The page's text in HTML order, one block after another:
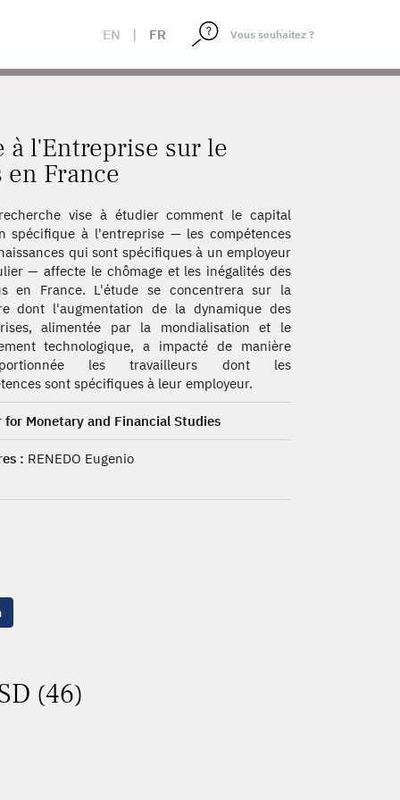
EN | FR
EN FRANCE
à l'Entreprise sur le
en France
vise à étudier comment le capital
spécifique à l'entreprise — les compétences
qui sont spécifiques à un employeur
— affecte le chômage et les inégalités des
en France. L'étude se concentrera sur la
dont l'augmentation de la dynamique des
alimentée par la mondialisation et le
technologique, a impacté de manière
les travailleurs dont les
sont spécifiques à leur employeur.
for Monetary and Financial Studies
: RENEDO Eugenio
(46)